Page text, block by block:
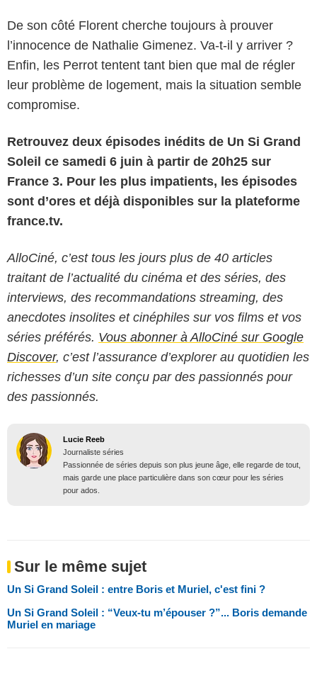
De son côté Florent cherche toujours à prouver
l’innocence de Nathalie Gimenez. Va-t-il y arriver ?
Enfin, les Perrot tentent tant bien que mal de régler
leur problème de logement, mais la situation semble
compromise.
Retrouvez deux épisodes inédits de Un Si Grand
Soleil ce samedi 6 juin à partir de 20h25 sur
France 3. Pour les plus impatients, les épisodes
sont d’ores et déjà disponibles sur la plateforme
france.tv.
AlloCiné, c’est tous les jours plus de 40 articles
traitant de l’actualité du cinéma et des séries, des
interviews, des recommandations streaming, des
anecdotes insolites et cinéphiles sur vos films et vos
séries préférés. Vous abonner à AlloCiné sur Google
Discover, c’est l’assurance d’explorer au quotidien les
richesses d’un site conçu par des passionnés pour
des passionnés.
Lucie Reeb
Journaliste séries
Passionnée de séries depuis son plus jeune âge, elle regarde de tout,
mais garde une place particulière dans son cœur pour les séries
pour ados.
Sur le même sujet
Un Si Grand Soleil : entre Boris et Muriel, c'est fini ?
Un Si Grand Soleil : “Veux-tu m’épouser ?”... Boris demande
Muriel en mariage